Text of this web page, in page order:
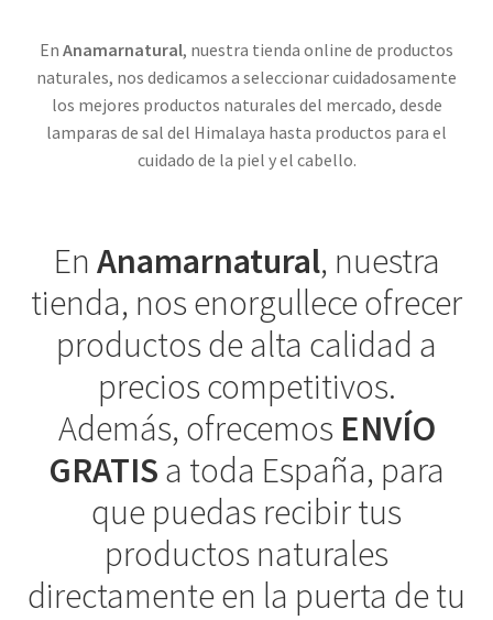
En Anamarnatural, nuestra tienda online de productos
naturales, nos dedicamos a seleccionar cuidadosamente
los mejores productos naturales del mercado, desde
lamparas de sal del Himalaya hasta productos para el
cuidado de la piel y el cabello.
En Anamarnatural, nuestra
tienda, nos enorgullece ofrecer
productos de alta calidad a
precios competitivos.
Además, ofrecemos ENVÍO
GRATIS a toda España, para
que puedas recibir tus
productos naturales
directamente en la puerta de tu